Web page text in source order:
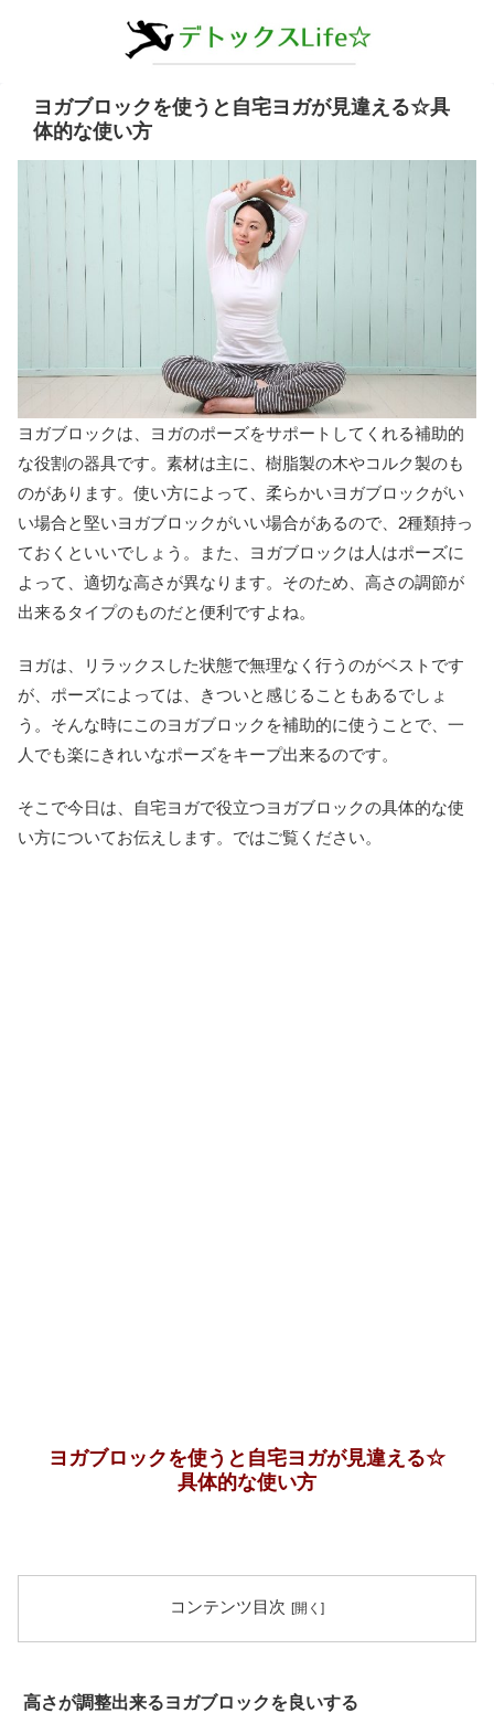
ヨガブロックを使うと自宅ヨガが見違える☆具
体的な使い方
ヨガブロックは、ヨガのポーズをサポートしてくれる補助的
な役割の器具です。素材は主に、樹脂製の木やコルク製のも
のがあります。使い方によって、柔らかいヨガブロックがい
い場合と堅いヨガブロックがいい場合があるので、2種類持っ
ておくといいでしょう。また、ヨガブロックは人はポーズに
よって、適切な高さが異なります。そのため、高さの調節が
出来るタイプのものだと便利ですよね。
ヨガは、リラックスした状態で無理なく行うのがベストです
が、ポーズによっては、きついと感じることもあるでしょ
う。そんな時にこのヨガブロックを補助的に使うことで、一
人でも楽にきれいなポーズをキープ出来るのです。
そこで今日は、自宅ヨガで役立つヨガブロックの具体的な使
い方についてお伝えします。ではご覧ください。
ヨガブロックを使うと自宅ヨガが見違える☆
具体的な使い方
コンテンツ目次
高さが調整出来るヨガブロックを良いする